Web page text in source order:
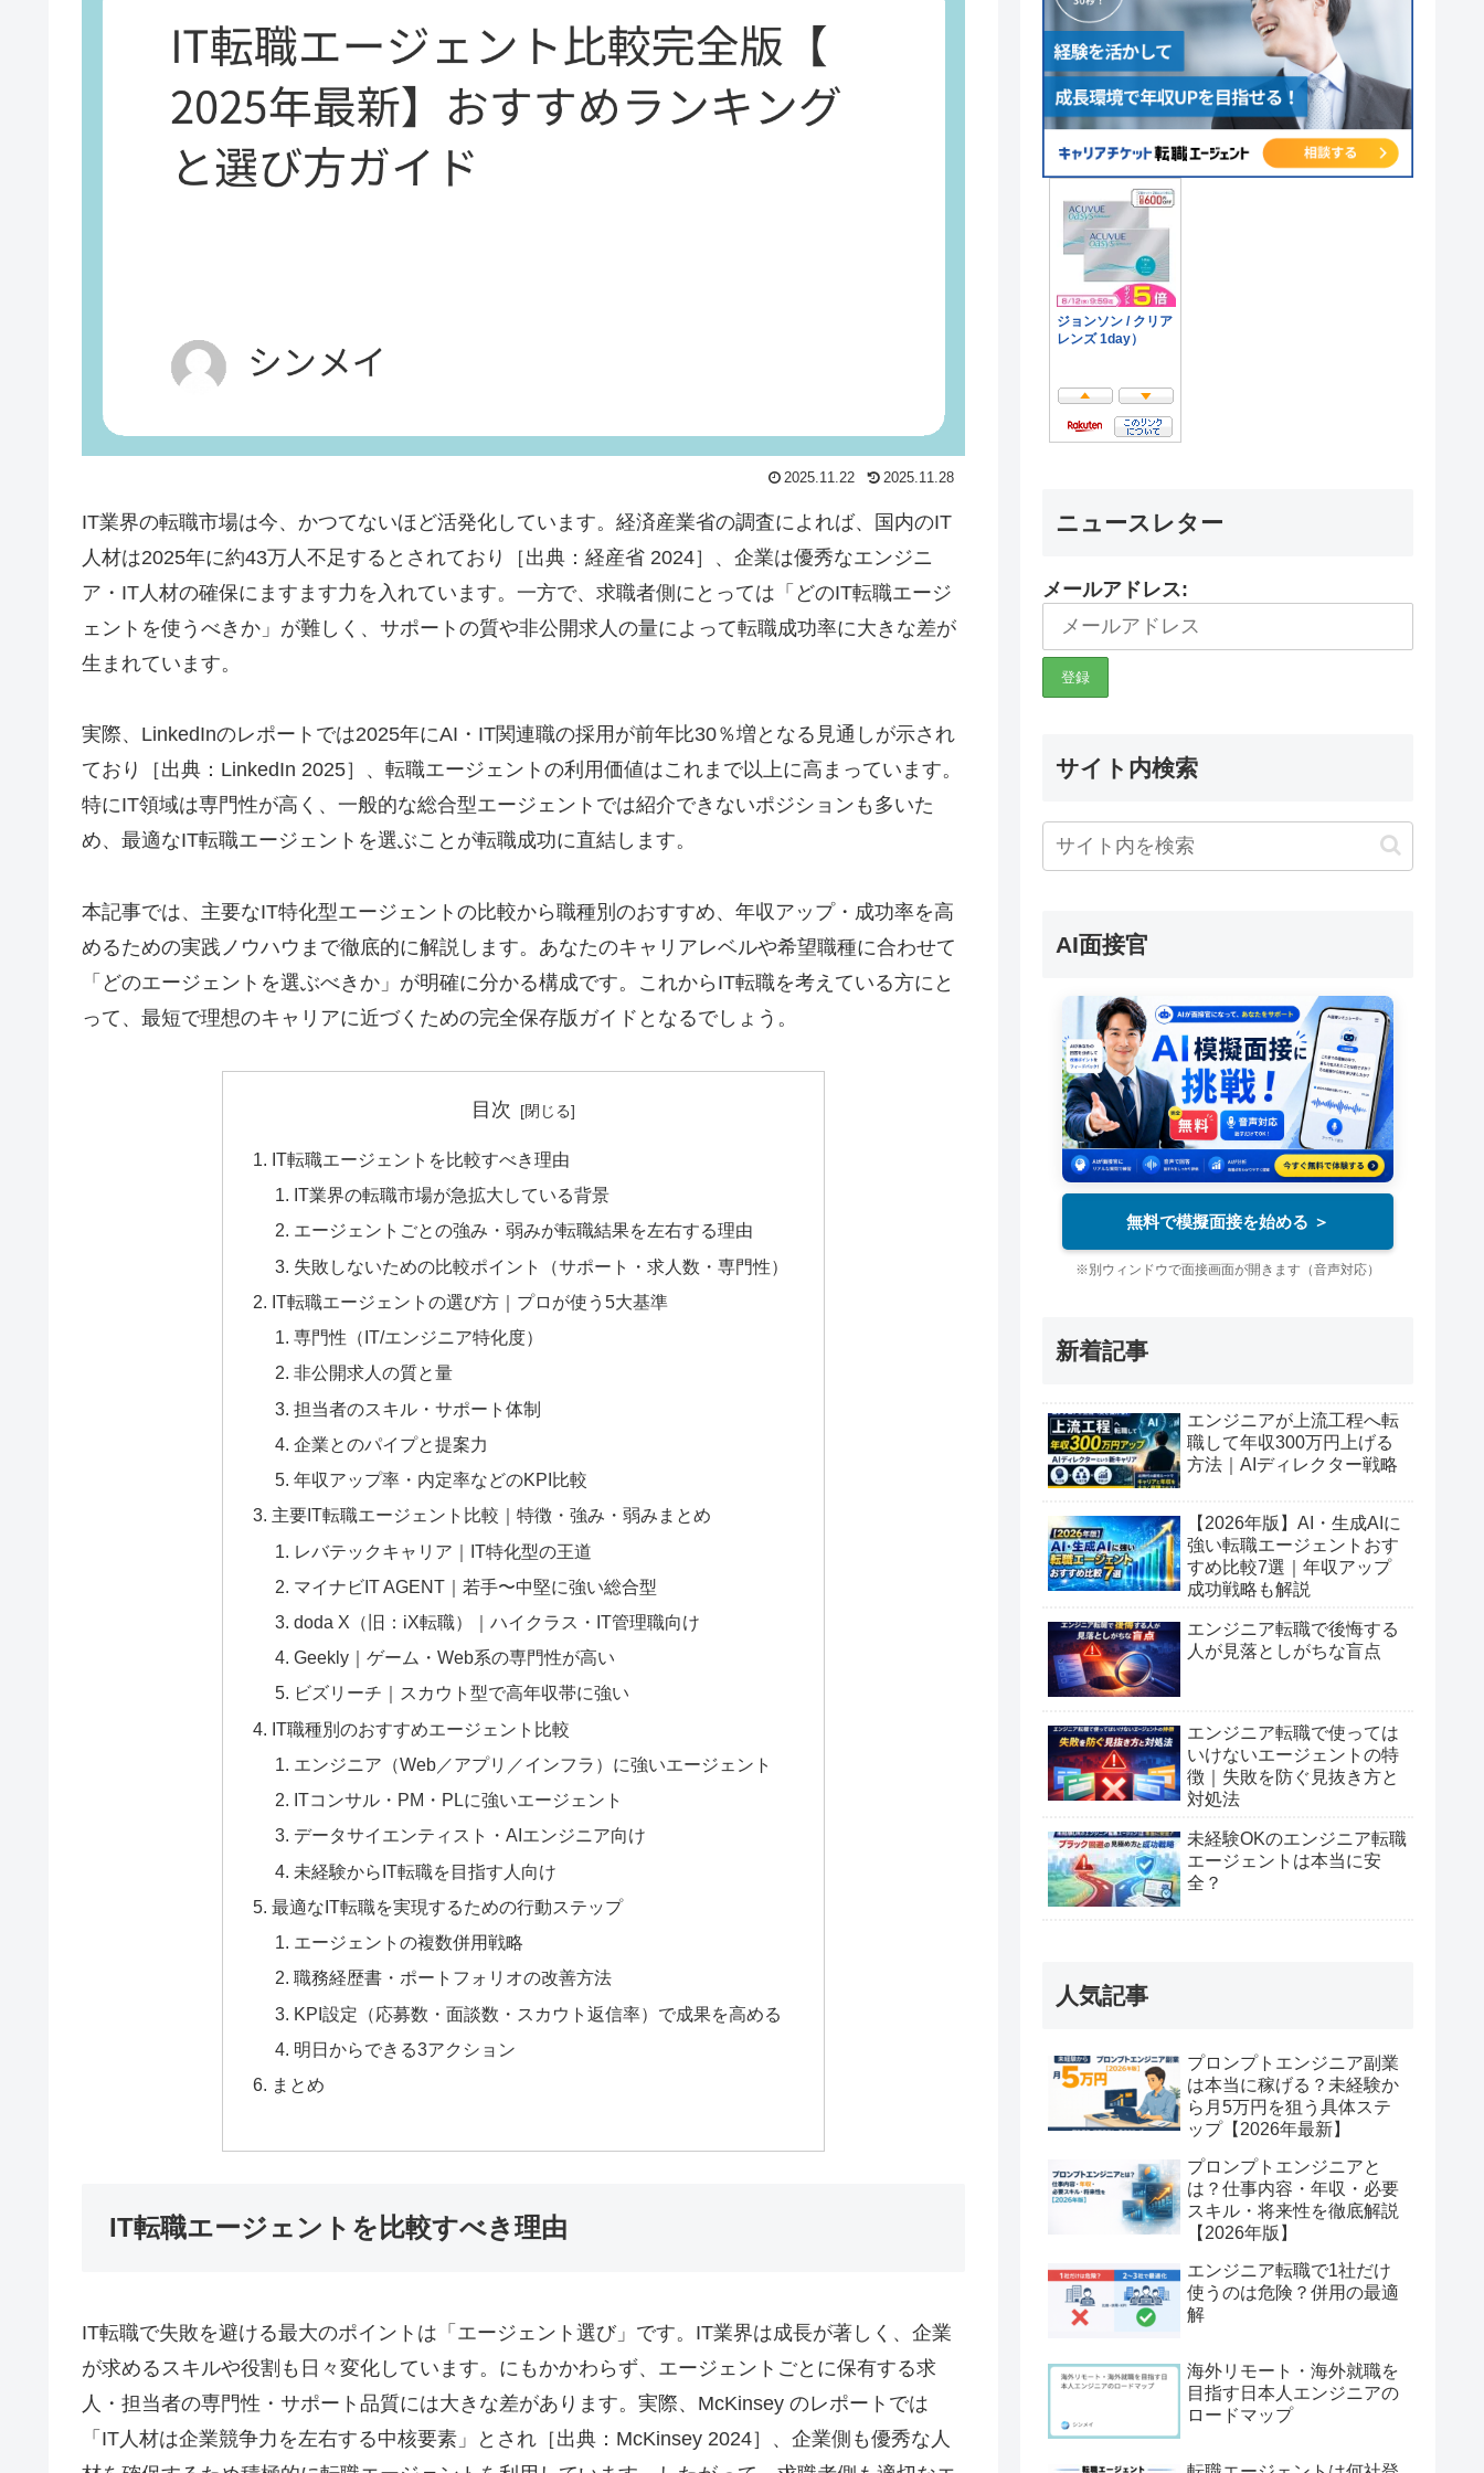
2025.11.22 2025.11.28
IT業界の転職市場は今、かつてないほど活発化しています。経済産業省の調査によれば、国内のIT
人材は2025年に約43万人不足するとされており［出典：経産省 2024］、企業は優秀なエンジニ
ア・IT人材の確保にますます力を入れています。一方で、求職者側にとっては「どのIT転職エージ
ェントを使うべきか」が難しく、サポートの質や非公開求人の量によって転職成功率に大きな差が
生まれています。
実際、LinkedInのレポートでは2025年にAI・IT関連職の採用が前年比30％増となる見通しが示され
ており［出典：LinkedIn 2025］、転職エージェントの利用価値はこれまで以上に高まっています。
特にIT領域は専門性が高く、一般的な総合型エージェントでは紹介できないポジションも多いた
め、最適なIT転職エージェントを選ぶことが転職成功に直結します。
本記事では、主要なIT特化型エージェントの比較から職種別のおすすめ、年収アップ・成功率を高
めるための実践ノウハウまで徹底的に解説します。あなたのキャリアレベルや希望職種に合わせて
「どのエージェントを選ぶべきか」が明確に分かる構成です。これからIT転職を考えている方にと
って、最短で理想のキャリアに近づくための完全保存版ガイドとなるでしょう。
目次
IT転職エージェントを比較すべき理由
IT業界の転職市場が急拡大している背景
エージェントごとの強み・弱みが転職結果を左右する理由
失敗しないための比較ポイント（サポート・求人数・専門性）
IT転職エージェントの選び方｜プロが使う5大基準
専門性（IT/エンジニア特化度）
非公開求人の質と量
担当者のスキル・サポート体制
企業とのパイプと提案力
年収アップ率・内定率などのKPI比較
主要IT転職エージェント比較｜特徴・強み・弱みまとめ
レバテックキャリア｜IT特化型の王道
マイナビIT AGENT｜若手〜中堅に強い総合型
doda X（旧：iX転職）｜ハイクラス・IT管理職向け
Geekly｜ゲーム・Web系の専門性が高い
ビズリーチ｜スカウト型で高年収帯に強い
IT職種別のおすすめエージェント比較
エンジニア（Web／アプリ／インフラ）に強いエージェント
ITコンサル・PM・PLに強いエージェント
データサイエンティスト・AIエンジニア向け
未経験からIT転職を目指す人向け
最適なIT転職を実現するための行動ステップ
エージェントの複数併用戦略
職務経歴書・ポートフォリオの改善方法
KPI設定（応募数・面談数・スカウト返信率）で成果を高める
明日からできる3アクション
まとめ
IT転職エージェントを比較すべき理由
IT転職で失敗を避ける最大のポイントは「エージェント選び」です。IT業界は成長が著しく、企業
が求めるスキルや役割も日々変化しています。にもかかわらず、エージェントごとに保有する求
人・担当者の専門性・サポート品質には大きな差があります。実際、McKinsey のレポートでは
「IT人材は企業競争力を左右する中核要素」とされ［出典：McKinsey 2024］、企業側も優秀な人
ニュースレター
メールアドレス:
サイト内検索
AI面接官
無料で模擬面接を始める ＞
※別ウィンドウで面接画面が開きます（音声対応）
新着記事
エンジニアが上流工程へ転
職して年収300万円上げる
方法｜AIディレクター戦略
【2026年版】AI・生成AIに
強い転職エージェントおす
すめ比較7選｜年収アップ
成功戦略も解説
エンジニア転職で後悔する
人が見落としがちな盲点
エンジニア転職で使っては
いけないエージェントの特
徴｜失敗を防ぐ見抜き方と
対処法
未経験OKのエンジニア転職
エージェントは本当に安
全？
人気記事
プロンプトエンジニア副業
は本当に稼げる？未経験か
ら月5万円を狙う具体ステ
ップ【2026年最新】
プロンプトエンジニアと
は？仕事内容・年収・必要
スキル・将来性を徹底解説
【2026年版】
エンジニア転職で1社だけ
使うのは危険？併用の最適
解
海外リモート・海外就職を
目指す日本人エンジニアの
ロードマップ